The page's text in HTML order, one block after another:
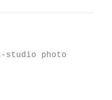
studio photo